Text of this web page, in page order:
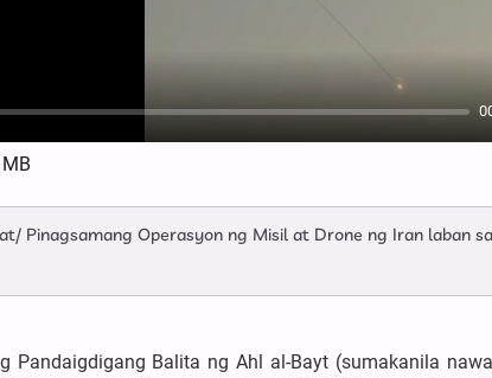
Pinagsamang Operasyon ng Misil at Drone ng Iran laban
Pandaigdigang Balita ng Ahl al-Bayt (sumakanila